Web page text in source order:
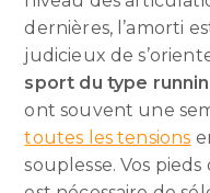
dernières, l’amorti
judicieux de
sport du type
ont souvent une
toutes les tensions
souplesse. Vos